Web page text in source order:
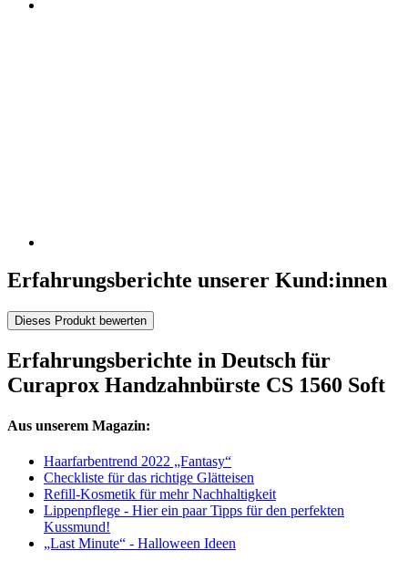
Erfahrungsberichte unserer Kund:innen
Dieses Produkt bewerten
Erfahrungsberichte in Deutsch für
Curaprox Handzahnbürste CS 1560 Soft
Aus unserem Magazin:
Haarfarbentrend 2022 „Fantasy“
Checkliste für das richtige Glätteisen
Refill-Kosmetik für mehr Nachhaltigkeit
Lippenpflege - Hier ein paar Tipps für den perfekten
Kussmund!
„Last Minute“ - Halloween Ideen